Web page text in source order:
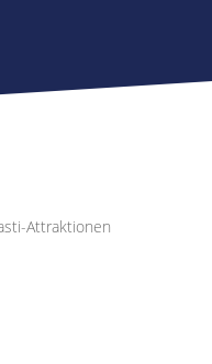
Attraktionen